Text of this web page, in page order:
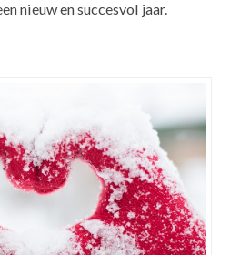
nieuw en succesvol jaar.